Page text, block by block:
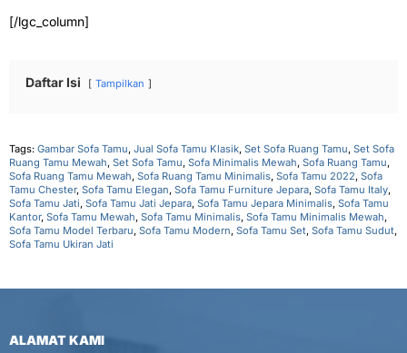
[/lgc_column]
Daftar Isi Tampilkan
Tags: Gambar Sofa Tamu, Jual Sofa Tamu Klasik, Set Sofa Ruang Tamu, Set Sofa
Ruang Tamu Mewah, Set Sofa Tamu, Sofa Minimalis Mewah, Sofa Ruang Tamu,
Sofa Ruang Tamu Mewah, Sofa Ruang Tamu Minimalis, Sofa Tamu 2022, Sofa
Tamu Chester, Sofa Tamu Elegan, Sofa Tamu Furniture Jepara, Sofa Tamu Italy,
Sofa Tamu Jati, Sofa Tamu Jati Jepara, Sofa Tamu Jepara Minimalis, Sofa Tamu
Kantor, Sofa Tamu Mewah, Sofa Tamu Minimalis, Sofa Tamu Minimalis Mewah,
Sofa Tamu Model Terbaru, Sofa Tamu Modern, Sofa Tamu Set, Sofa Tamu Sudut,
Sofa Tamu Ukiran Jati
ALAMAT KAMI